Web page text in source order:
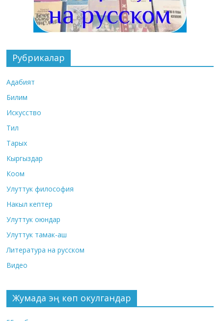
Рубрикалар
Адабият
Билим
Искусство
Тил
Тарых
Кыргыздар
Коом
Улуттук философия
Накыл кептер
Улуттук оюндар
Улуттук тамак-аш
Литература на русском
Видео
Жумада эң көп окулгандар